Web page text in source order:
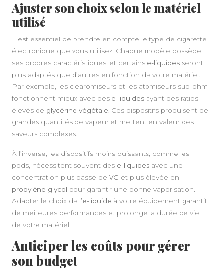
Ajuster son choix selon le matériel
utilisé
Il est essentiel de prendre en compte le type de cigarette
électronique que vous utilisez. Chaque modèle possède
ses propres caractéristiques, et certains e-liquides seront
plus adaptés que d’autres en fonction de votre matériel.
Par exemple, les clearomiseurs et les atomiseurs sub-ohm
fonctionnent mieux avec des e-liquides ayant des ratios
élevés de glycérine végétale . Ces dispositifs produisent de
grandes quantités de vapeur et mettent en valeur des
saveurs complexes.
À l’inverse, les dispositifs moins puissants, comme les
pods, nécessitent souvent des e-liquides avec une
concentration plus basse de VG et plus élevée en
propylène glycol pour garantir une bonne vaporisation.
Adapter le choix de l’e-liquide à votre équipement garantit
de meilleures performances et prolonge la durée de vie
de votre matériel.
Anticiper les coûts pour gérer
son budget